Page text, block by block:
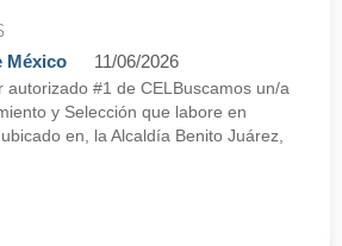
México 11/06/2026
autorizado #1 de CELBuscamos un/a
y Selección que labore en
en, la Alcaldía Benito Juárez,